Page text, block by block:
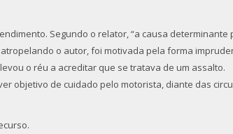
Segundo o relator, “a causa determinante
o autor, foi motivada pela forma
o réu a acreditar que se tratava de um assalto.
objetivo de cuidado pelo motorista, diante das